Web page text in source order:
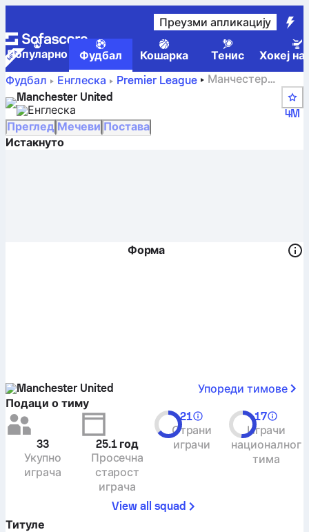
Преузми апликацију
Популарно Фудбал Кошарка Тенис
Хокеј
Фудбал
Енглеска Premier League
Манчестер
Јунајтед – резултати, парови, табела и статистике
играча
Manchester United
Енглеска
4M
Преглед Мечеви Постава
Истакнуто
Форма
Manchester United
Упореди тимове
Подаци о тиму
33
Укупно
играча
25.1 год
Просечна
старост
играча
21
Страни
играчи
17
Играчи
националног
тима
View all squad
Титуле